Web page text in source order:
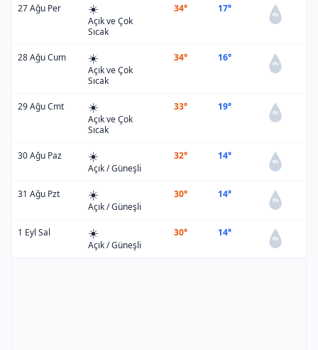
27 Ağu Per ☀️
Açık ve Çok
Sıcak
34° 17°
0%
28 Ağu Cum ☀️
Açık ve Çok
Sıcak
34° 16°
0%
29 Ağu Cmt ☀️
Açık ve Çok
Sıcak
33° 19°
0%
30 Ağu Paz ☀️
Açık / Güneşli
32° 14°
0%
31 Ağu Pzt ☀️
Açık / Güneşli
30° 14°
0%
1 Eyl Sal ☀️
Açık / Güneşli
30° 14°
0%